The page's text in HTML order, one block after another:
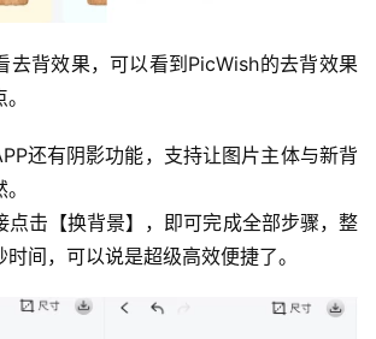
去背效果，可以看到PicWish的去背效果
还有阴影功能，支持让图片主体与新背
点击【换背景】，即可完成全部步骤，整
间，可以说是超级高效便捷了。